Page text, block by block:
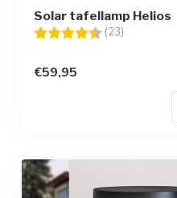
Solar tafellamp Helios
Beoordeling: (23)
€59,95